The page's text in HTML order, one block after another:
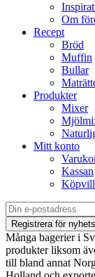
Om
Recept
Bröd
Muffin
Bullar
Produkter
Mixer
Mitt konto
Kassan
Många bagerier i
produkter liksom
till bland annat